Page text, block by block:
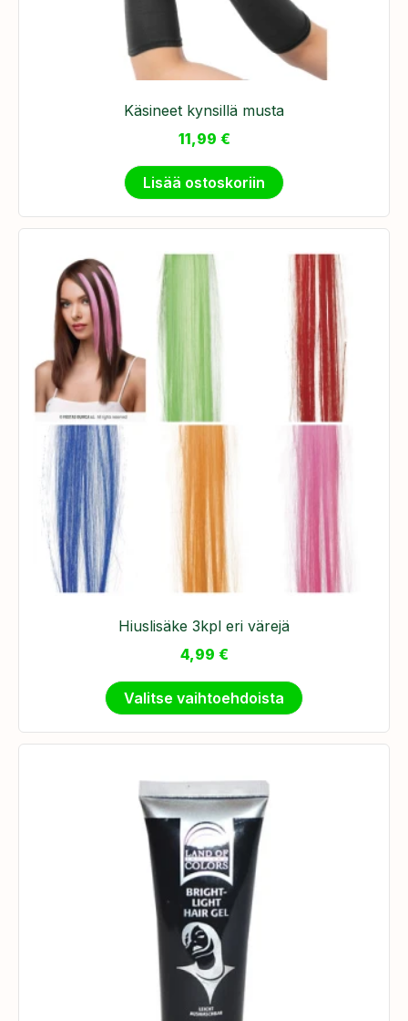
Käsineet kynsillä musta
11,99 €
Lisää ostoskoriin
Hiuslisäke 3kpl eri värejä
4,99 €
Valitse vaihtoehdoista